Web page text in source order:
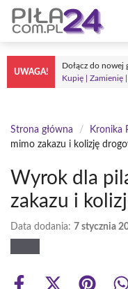
Przejdź
treści
UWAGA!
Dołącz do nowej
Kupię | Zamienię
Strona główna / Kronika
mimo zakazu i kolizję
Wyrok dla
zakazu i
Data dodania: 7 stycznia